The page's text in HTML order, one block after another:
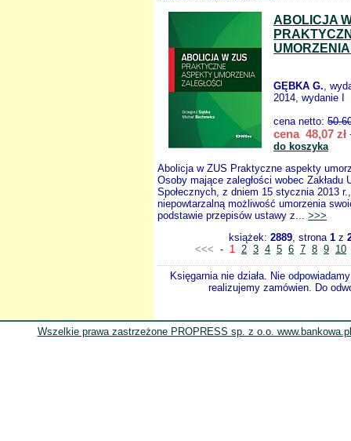
ABOLICJA
GĘBKA G.,
2014, wydanie I
cena netto:
cena 48,07 zł
do koszyka
Abolicja w ZUS Praktyczne aspekty
Osoby mające zaległości wobec Zakładu
Społecznych, z dniem 15 stycznia 2013
niepowtarzalną możliwość umorzenia
podstawie przepisów ustawy z... >>>
książek: 2889, strona 1 z
<<< - 1 2 3 4 5 6 7 8 9 10
Księgarnia nie działa. Nie
realizujemy zamówien. Do
Wszelkie prawa zastrzeżone PROPRESS sp. z o.o.